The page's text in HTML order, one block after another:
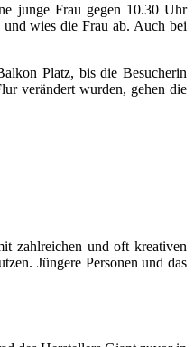
junge Frau gegen 10.30 Uhr
und wies die Frau ab. Auch bei
Platz, bis die Besucherin
verändert wurden, gehen die
zahlreichen und oft kreativen
Jüngere Personen und das